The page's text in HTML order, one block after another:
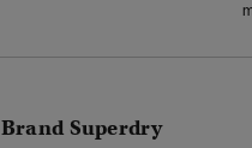
Brand Superdry